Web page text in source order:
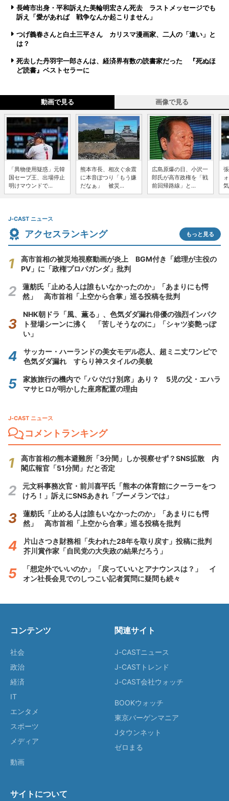
長崎市出身・平和訴えた美輪明宏さん死去 ラストメッセージでも
訴え「愛があれば 戦争なんか起こりません」
つげ義春さんと白土三平さん カリスマ漫画家、二人の「違い」と
は？
死去した丹羽宇一郎さんは、経済界有数の読書家だった 『死ぬほ
ど読書』ベストセラーに
動画で見る 画像で見る
「異物使用疑惑」元韓
国セーブ王、出場停止
明けマウンドで...
熊本市長、相次ぐ余震
に本音ぽつり「もう嫌
だなぁ」 被災...
広島原爆の日、小沢一
郎氏が高市政権を「戦
前回帰路線」と...
J-CAST ニュース
アクセスランキング もっと見る
高市首相の被災地視察動画が炎上 BGM付き「総理が主役の
PV」に「政権プロパガンダ」批判
蓮舫氏「止める人は誰もいなかったのか」「あまりにも愕
然」 高市首相「上空から合掌」巡る投稿を批判
NHK朝ドラ「風、薫る」、色気ダダ漏れ俳優の強烈インパク
ト登場シーンに沸く 「苦しそうなのに」「シャツ姿艶っぽ
い」
サッカー・ハーランドの美女モデル恋人、超ミニ丈ワンピで
色気ダダ漏れ すらり神スタイルの美貌
家族旅行の機内で「パパだけ別席」あり？ 5児の父・エハラ
マサヒロが明かした座席配置の理由
J-CAST ニュース
コメントランキング
高市首相の熊本避難所「3分間」しか視察せず？SNS拡散 内
閣広報官「51分間」だと否定
元文科事務次官・前川喜平氏「熊本の体育館にクーラーをつ
けろ！」訴えにSNSあきれ「ブーメランでは」
蓮舫氏「止める人は誰もいなかったのか」「あまりにも愕
然」 高市首相「上空から合掌」巡る投稿を批判
片山さつき財務相「失われた28年を取り戻す」投稿に批判
芥川賞作家「自民党の大失政の結果だろう」
「想定外でいいのか」「戻っていいとアナウンスは？」 イ
オン社長会見でのしつこい記者質問に疑問も続々
コンテンツ
社会
政治
経済
IT
エンタメ
スポーツ
メディア
動画
関連サイト
J-CASTニュース
J-CASTトレンド
J-CAST会社ウォッチ
BOOKウォッチ
東京バーゲンマニア
Jタウンネット
ゼロまる
サイトについて